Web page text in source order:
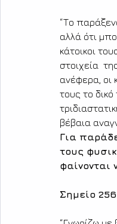
“Το
αλλά ότι
κάτοικοι
στοιχεία
ανέφερα, οι
τους το
βέβαια
Για
τους
φαίνονται
Σημείο